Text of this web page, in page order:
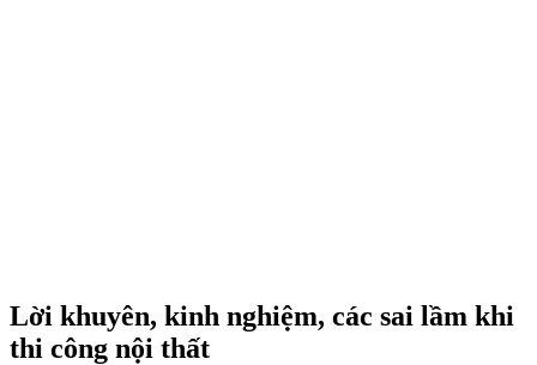
Lời khuyên, kinh nghiệm, các sai lầm khi
thi công nội thất